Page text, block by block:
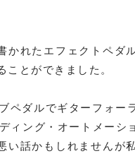
れたエフェクトペダ
とができました。
ダルでギターフォー
ィング・オートメーシ
話かもしれませんが